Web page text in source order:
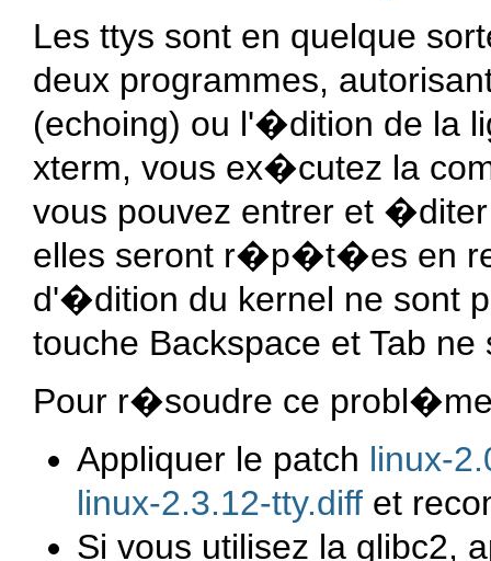
Les ttys sont en quelque
deux programmes,
(echoing) ou l'�dition de la
xterm, vous ex�cutez la
vous pouvez entrer et
elles seront r�p�t�es en
d'�dition du kernel ne sont
touche Backspace et Tab
Pour r�soudre ce
Appliquer le patch linux-
linux-2.3.12-tty.diff et
Si vous utilisez la glibc2,